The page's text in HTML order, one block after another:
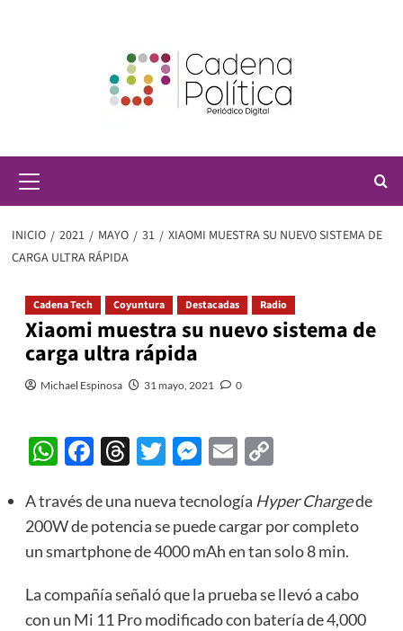
principal
INICIO 2021 MAYO 31
XIAOMI MUESTRA SU NUEVO SISTEMA DE
CARGA ULTRA RÁPIDA
Cadena Tech Coyuntura Destacadas Radio
Xiaomi muestra su nuevo sistema de
carga ultra rápida
Michael Espinosa 31 mayo, 2021 0
WhatsApp
Facebook
Threads
Twitter
Messenger
EmailCopy
A través de una nueva tecnología Hyper Chargede
200W de potencia se puede cargar por completo
un smartphone de 4000 mAh en tan solo 8 min.
La compañía señaló que la prueba se llevó a cabo
con un Mi 11 Pro modificado con batería de 4,000